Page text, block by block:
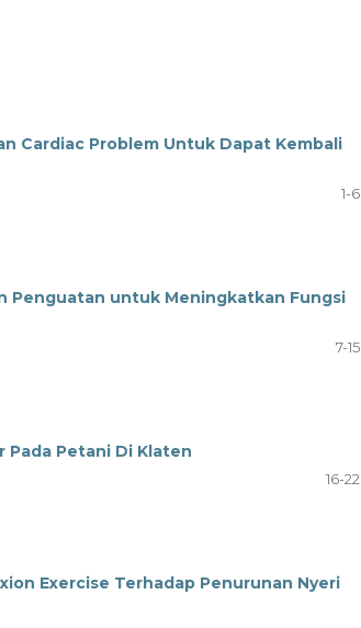
Cardiac Problem Untuk Dapat Kembali
1-6
Penguatan untuk Meningkatkan Fungsi
7-15
Pada Petani Di Klaten
16-22
Exercise Terhadap Penurunan Nyeri